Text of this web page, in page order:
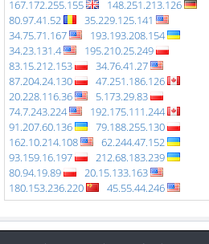
167.172.255.155
148.251.213.126
80.97.41.52
35.229.125.141
34.75.71.167
193.193.208.154
34.23.131.4
195.210.25.249
83.15.212.153
34.76.41.27
87.204.24.130
47.251.186.126
20.228.116.36
5.173.29.83
74.7.243.224
192.175.111.244
91.207.60.136
79.188.255.130
162.10.214.108
62.244.47.152
93.159.16.197
212.68.183.239
80.94.19.89
20.15.133.163
180.153.236.220
45.55.44.246